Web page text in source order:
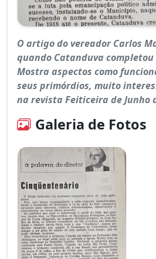
O artigo do vereador Carlos
quando Catanduva completou
Mostra aspectos como
seus primórdios, muito
na revista Feiticeira de Junho
Galeria de Fotos